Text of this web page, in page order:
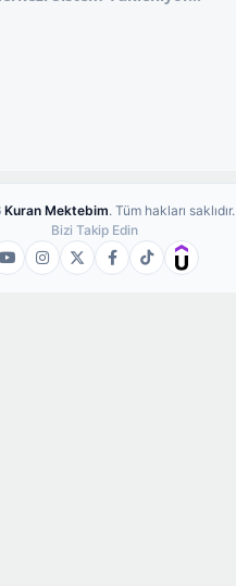
Kuran Mektebim. Tüm hakları saklıdır.
Bizi Takip Edin